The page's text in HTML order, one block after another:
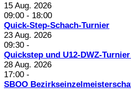
15 Aug. 2026
09:00 - 18:00
Quick-Step-Schach-Turnier
23 Aug. 2026
09:30 -
Quickstep und U12-DWZ-
28 Aug. 2026
17:00 -
SBOO